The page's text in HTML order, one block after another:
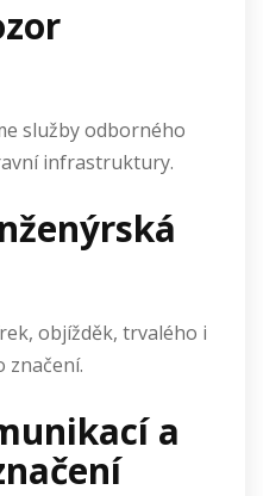
služby odborného
infrastruktury.
objížděk, trvalého i
značení.
a